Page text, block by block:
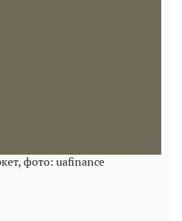
фото: uafinance